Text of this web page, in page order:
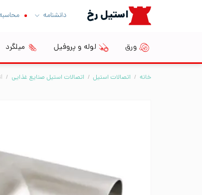
استیل رخ دانشنامه
ورق لوله و پروفیل میلگرد
خانه / اتصالات استیل / اتصالات استیل صنایع غذایی /